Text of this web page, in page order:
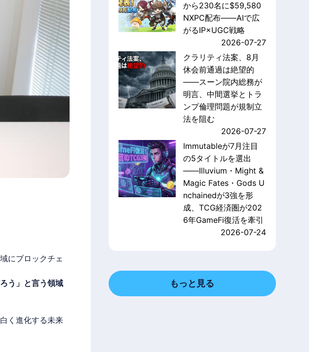
にブロックチェ
う」と言う領域
く進化する未来
から230名に$59,580
NXPC配布——AIで広
がるIP×UGC戦略
2026-07-27
クラリティ法案、8月
休会前通過は絶望的
——スーン院内総務が
明言、中間選挙とトラ
ンプ倫理問題が規制立
法を阻む
2026-07-27
Immutableが7月注目
の5タイトルを選出
——Illuvium・Might &
Magic Fates・Gods U
nchainedが3強を形
成、TCG経済圏が202
6年GameFi復活を牽引
2026-07-24
もっと見る